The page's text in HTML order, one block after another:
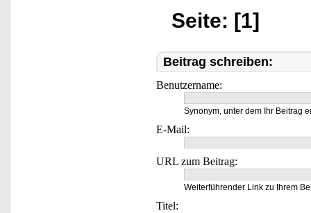
Seite: [1]
Beitrag schreiben:
Benutzername:
Synonym, unter dem Ihr Beitrag
E-Mail:
URL zum Beitrag:
Weiterführender Link zu Ihrem
Titel: